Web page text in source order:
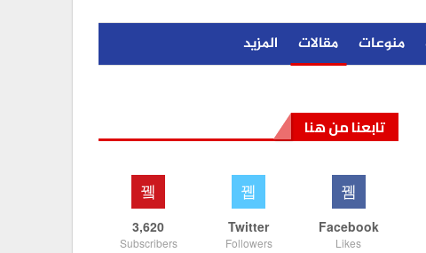
منوعات مقالات المزيد
تابعنا من هنا
Facebook
Likes
Twitter
Followers
3,620
Subscribers